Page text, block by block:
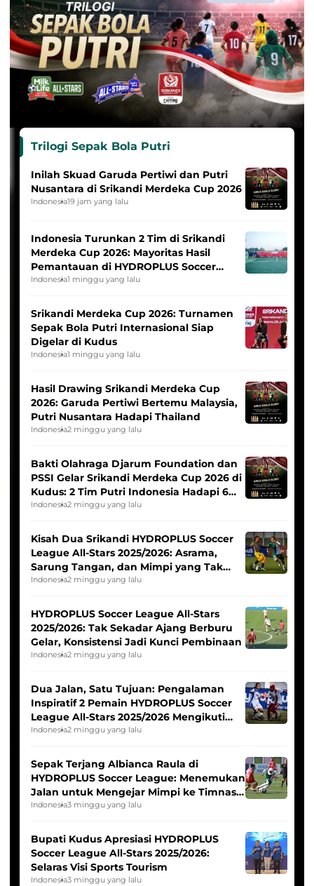
Trilogi Sepak Bola Putri
Inilah Skuad Garuda Pertiwi dan Putri
Nusantara di Srikandi Merdeka Cup 2026
Indonesia19 jam yang lalu
Indonesia Turunkan 2 Tim di Srikandi
Merdeka Cup 2026: Mayoritas Hasil
Pemantauan di HYDROPLUS Soccer
League
Indonesia1 minggu yang lalu
Srikandi Merdeka Cup 2026: Turnamen
Sepak Bola Putri Internasional Siap
Digelar di Kudus
Indonesia1 minggu yang lalu
Hasil Drawing Srikandi Merdeka Cup
2026: Garuda Pertiwi Bertemu Malaysia,
Putri Nusantara Hadapi Thailand
Indonesia2 minggu yang lalu
Bakti Olahraga Djarum Foundation dan
PSSI Gelar Srikandi Merdeka Cup 2026 di
Kudus: 2 Tim Putri Indonesia Hadapi 6
Tim Asia
Indonesia2 minggu yang lalu
Kisah Dua Srikandi HYDROPLUS Soccer
League All-Stars 2025/2026: Asrama,
Sarung Tangan, dan Mimpi yang Tak
Pernah Padam
Indonesia2 minggu yang lalu
HYDROPLUS Soccer League All-Stars
2025/2026: Tak Sekadar Ajang Berburu
Gelar, Konsistensi Jadi Kunci Pembinaan
Indonesia2 minggu yang lalu
Dua Jalan, Satu Tujuan: Pengalaman
Inspiratif 2 Pemain HYDROPLUS Soccer
League All-Stars 2025/2026 Mengikuti
Seleksi Timnas Indonesia Putri
Indonesia2 minggu yang lalu
Sepak Terjang Albianca Raula di
HYDROPLUS Soccer League: Menemukan
Jalan untuk Mengejar Mimpi ke Timnas
Indonesia Putri
Indonesia3 minggu yang lalu
Bupati Kudus Apresiasi HYDROPLUS
Soccer League All-Stars 2025/2026:
Selaras Visi Sports Tourism
Indonesia3 minggu yang lalu